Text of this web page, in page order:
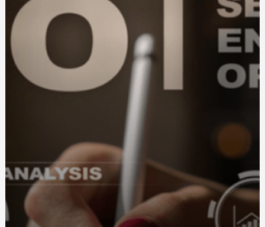
Вплив стресу на роботу кишечнику: як запор
пов'язаний з емоційним станом
Що відомо про харчові технології майбутнього
(NEWFOOD)
Матеріали для виготовлення чохлів диванних подушок:
як вибрати ідеальний варіант
История и традиции: как появился табак для кальяна
Шарики на день рождения: создайте веселую
атмосфер
Фортифікаційні габіони: ціна та особливості вибору
Купити габіон від виробника: Як вибрати та заощадити